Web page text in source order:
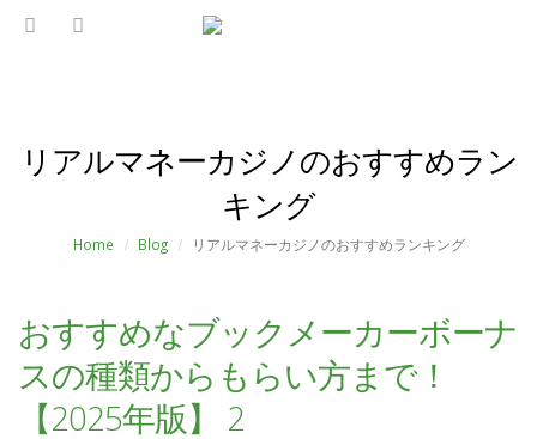
リアルマネーカジノのおすすめラン
キング
Home Blog リアルマネーカジノのおすすめランキング
おすすめなブックメーカーボーナ
スの種類からもらい方まで！
【2025年版】 2